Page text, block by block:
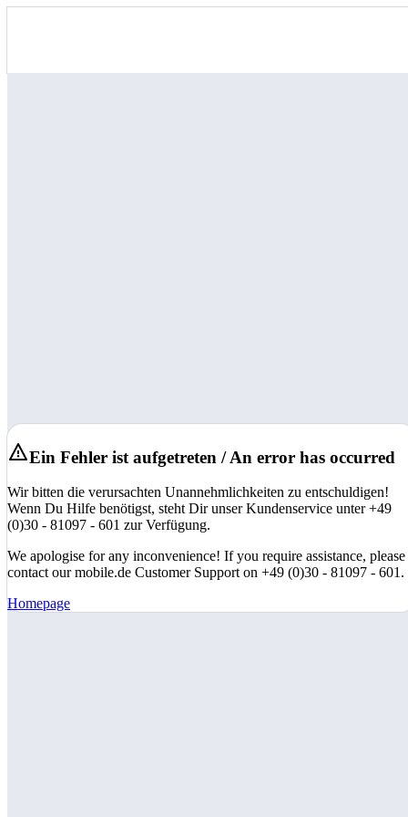
Ein Fehler ist aufgetreten / An error has occurred
Wir bitten die verursachten Unannehmlichkeiten zu entschuldigen!
Wenn Du Hilfe benötigst, steht Dir unser Kundenservice unter +49
(0)30 - 81097 - 601 zur Verfügung.
We apologise for any inconvenience! If you require assistance, please
contact our mobile.de Customer Support on +49 (0)30 - 81097 - 601.
Homepage